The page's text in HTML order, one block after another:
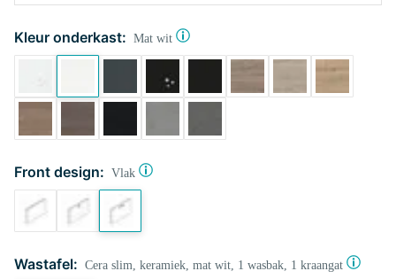
Kleur onderkast: Mat wit
Front design: Vlak
Wastafel: Cera slim, keramiek, mat wit, 1 wasbak, 1 kraangat